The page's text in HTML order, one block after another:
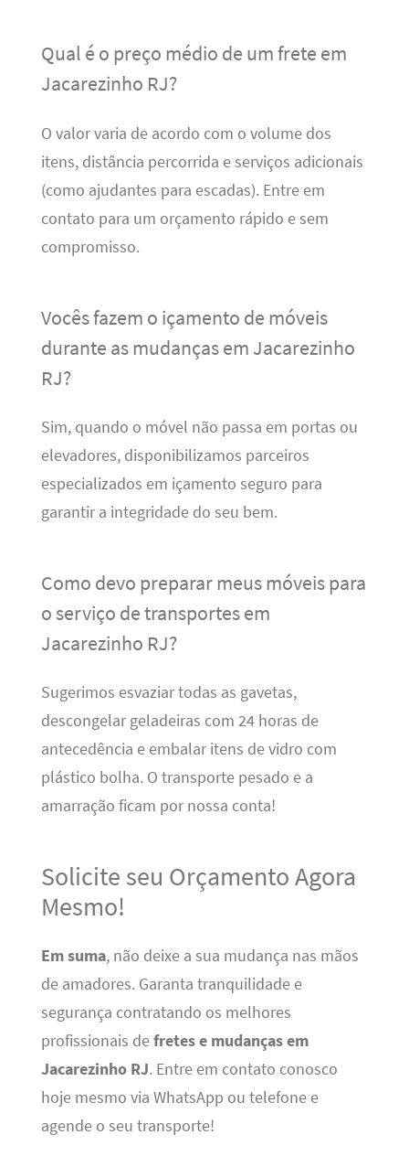
Qual é o preço médio de um frete em
Jacarezinho RJ?
O valor varia de acordo com o volume dos
itens, distância percorrida e serviços adicionais
(como ajudantes para escadas). Entre em
contato para um orçamento rápido e sem
compromisso.
Vocês fazem o içamento de móveis
durante as mudanças em Jacarezinho
RJ?
Sim, quando o móvel não passa em portas ou
elevadores, disponibilizamos parceiros
especializados em içamento seguro para
garantir a integridade do seu bem.
Como devo preparar meus móveis para
o serviço de transportes em
Jacarezinho RJ?
Sugerimos esvaziar todas as gavetas,
descongelar geladeiras com 24 horas de
antecedência e embalar itens de vidro com
plástico bolha. O transporte pesado e a
amarração ficam por nossa conta!
Solicite seu Orçamento Agora
Mesmo!
Em suma, não deixe a sua mudança nas mãos
de amadores. Garanta tranquilidade e
segurança contratando os melhores
profissionais defretes e mudanças em
Jacarezinho RJ. Entre em contato conosco
hoje mesmo via WhatsApp ou telefone e
agende o seu transporte!